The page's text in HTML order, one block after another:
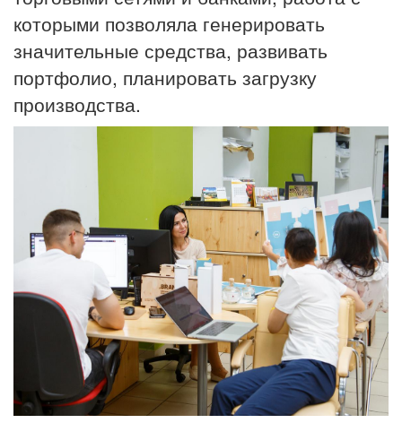
которыми позволяла генерировать
значительные средства, развивать
портфолио, планировать загрузку
производства.